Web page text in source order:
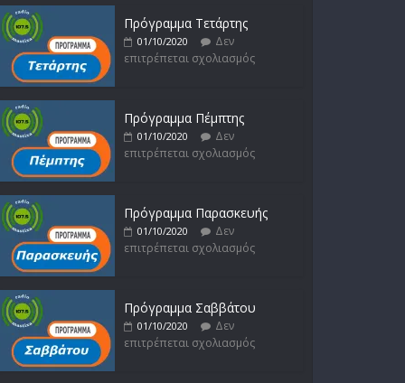
Πρόγραμμα Τετάρτης
01/10/2020
Δεν
επιτρέπεται σχολιασμός
Πρόγραμμα Πέμπτης
01/10/2020
Δεν
επιτρέπεται σχολιασμός
Πρόγραμμα Παρασκευής
01/10/2020
Δεν
επιτρέπεται σχολιασμός
Πρόγραμμα Σαββάτου
01/10/2020
Δεν
επιτρέπεται σχολιασμός